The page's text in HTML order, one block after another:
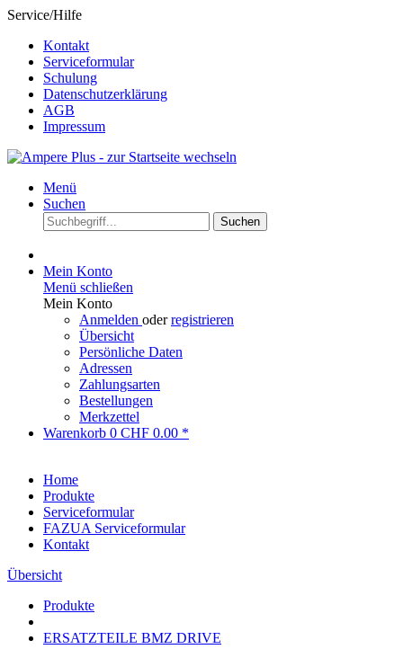
Service/Hilfe
Kontakt
Serviceformular
Schulung
Datenschutzerklärung
AGB
Impressum
Menü
Suchen
Suchen
Mein Konto
Menü schließen
Mein Konto
Anmelden oderregistrieren
Übersicht
Persönliche Daten
Adressen
Zahlungsarten
Bestellungen
Merkzettel
Warenkorb 0 CHF 0.00 *
Home
Produkte
Serviceformular
FAZUA Serviceformular
Kontakt
Übersicht
Produkte
ERSATZTEILE BMZ DRIVE